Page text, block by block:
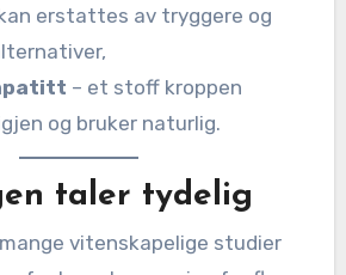
erstattes av tryggere og
– et stoff kroppen
og bruker naturlig.
taler tydelig
vitenskapelige studier